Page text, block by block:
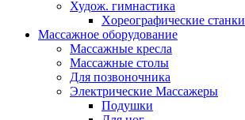
Худож. гимнастика
Xореографические станки
Массажное оборудование
Массажные кресла
Массажные столы
Для позвоночника
Электрические Массажеры
Подушки